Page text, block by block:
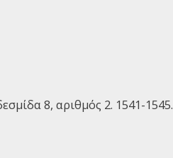
8, αριθμός 2. 1541-1545.